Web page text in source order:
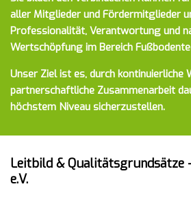
aller Mitglieder und Fördermitglieder
Professionalität, Verantwortung und
Wertschöpfung im Bereich
Unser Ziel ist es, durch kontinuierliche
partnerschaftliche Zusammenarbeit
höchstem Niveau sicherzustellen.
Leitbild & Qualitätsgrundsätze
e.V.